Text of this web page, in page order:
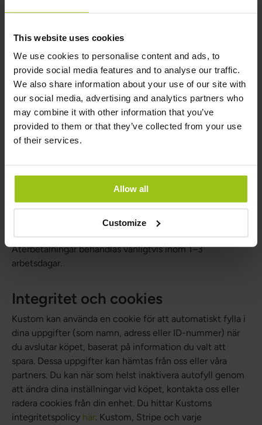
This website uses cookies
We use cookies to personalise content and ads, to
provide social media features and to analyse our traffic.
We also share information about your use of our site with
our social media, advertising and analytics partners who
may combine it with other information that you’ve
provided to them or that they’ve collected from your use
of their services.
Allow all
Customize
inklusive PSD2 och Stark Kundautentisering (SCA).
Säkerhet för kortbetalningar
Kustom lagrar inte din kortinformation. All
kortinformation är krypterad (SSL) och behandlas av
betaltjänstleverantören enligt PCI DSS-standard. Stark
kundautentisering (t.ex. 3D Secure, BankID) kan också
gälla beroende på vilken betalmetod du har valt.
Om din beställning har avbrutits eftersom alla produkter
inte fanns tillgängliga i butiken eller i lager, kommer dina
pengar att återbetalas till dig via Kustom.
Återbetalningen görs genom samma betalmetod som
användes för den ursprungliga beställningen.
Återbetalningar behandlas vanligtvis inom 1–3
arbetsdagar.
Integritet och cookies
Kustom kan använda en cookie för att automatiskt fylla i
dina uppgifter (som namn, adress eller ID-nummer) när
du avslutar köpet, baserat på information du valt att
spara. Dessa uppgifter kan hämtas från oss eller våra
partners. Du kan när som helst inaktivera autofyll genom
att ändra dina inställningar vid köpet, kontakta oss eller
radera cookies från din enhet. Du hittar Kustoms
integritetspolicy här. Kustom, Stripe och varje